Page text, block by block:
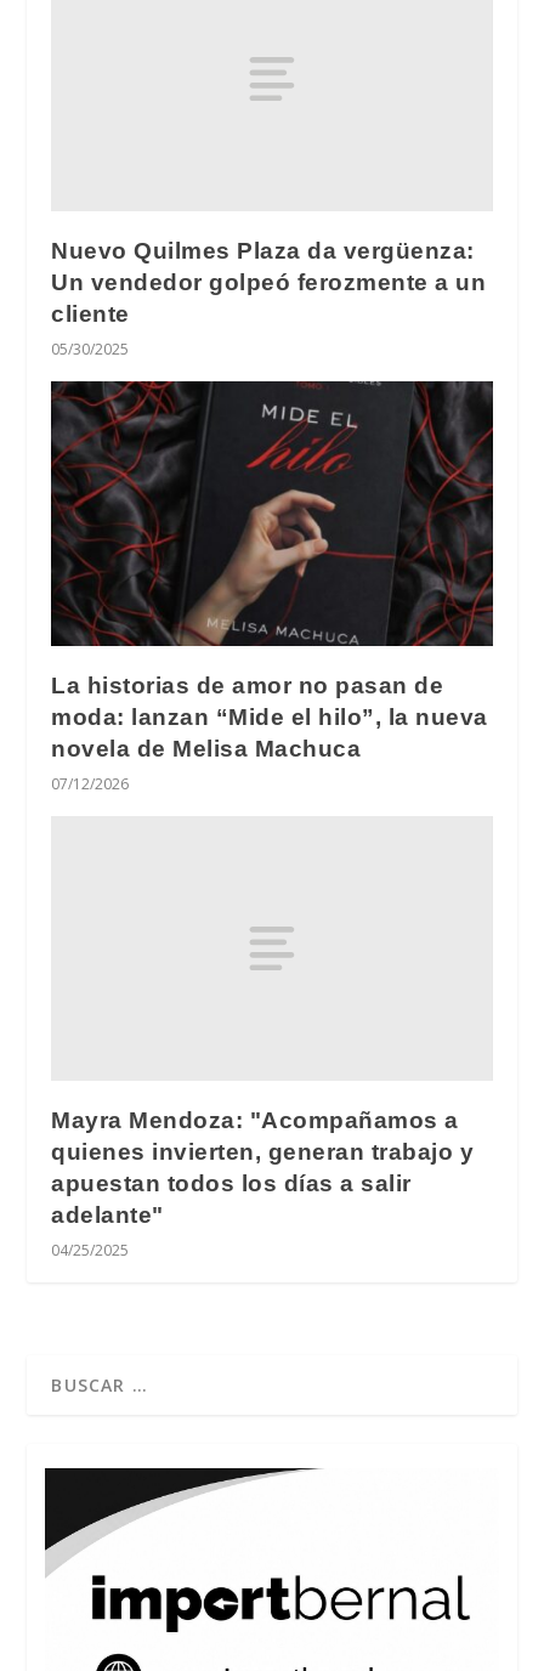
Nuevo Quilmes Plaza da vergüenza:
Un vendedor golpeó ferozmente a un
cliente
05/30/2025
La historias de amor no pasan de
moda: lanzan “Mide el hilo”, la nueva
novela de Melisa Machuca
07/12/2026
Mayra Mendoza: "Acompañamos a
quienes invierten, generan trabajo y
apuestan todos los días a salir
adelante"
04/25/2025